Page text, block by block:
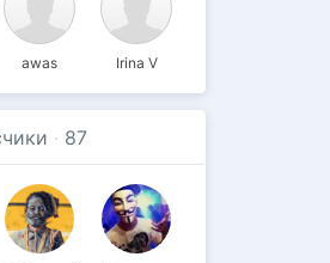
Ночной император
- 2
Я оставляю вам
awas Irina V
· 87